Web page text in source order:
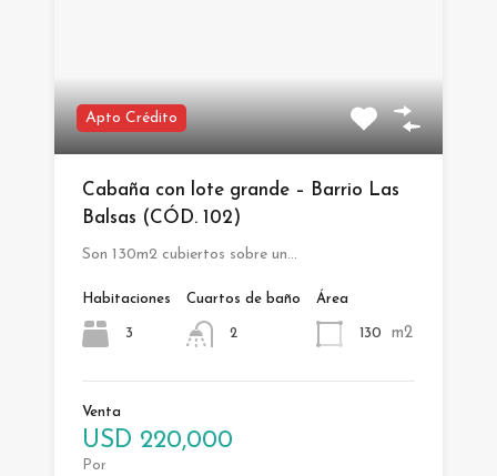
Apto Crédito
Cabaña con lote grande – Barrio Las
Balsas (CÓD. 102)
Son 130m2 cubiertos sobre un…
Habitaciones
3
Cuartos de baño
2
Área
130 m2
Venta
USD 220,000
Por